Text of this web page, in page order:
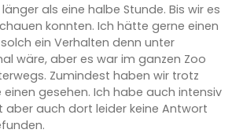
als eine halbe Stunde. Bis wir es
konnten. Ich hätte gerne einen
ein Verhalten denn unter
wäre, aber es war im ganzen Zoo
Zumindest haben wir trotz
einen gesehen. Ich habe auch intensiv
aber auch dort leider keine Antwort